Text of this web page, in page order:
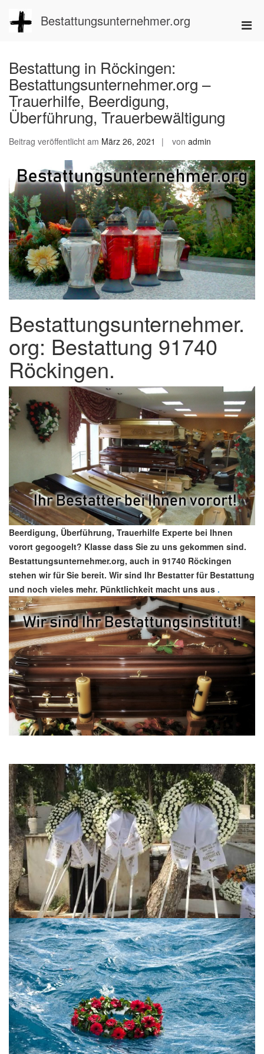
Inhalt
springen
Bestattungsunternehmer.org
Bestattung in Röckingen:
Bestattungsunternehmer.org –
Trauerhilfe, Beerdigung,
Überführung, Trauerbewältigung
Beitrag veröffentlicht am März 26, 2021 von admin
Bestattungsunternehmer.
org: Bestattung 91740
Röckingen.
Beerdigung, Überführung, Trauerhilfe Experte bei Ihnen
vorort gegoogelt? Klasse dass Sie zu uns gekommen sind.
Bestattungsunternehmer.org, auch in 91740 Röckingen
stehen wir für Sie bereit. Wir sind Ihr Bestatter für Bestattung
und noch vieles mehr. Pünktlichkeit macht uns aus .